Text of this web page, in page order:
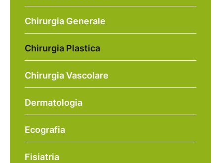
Chirurgia Generale
Chirurgia Plastica
Chirurgia Vascolare
Dermatologia
Ecografia
Fisiatria